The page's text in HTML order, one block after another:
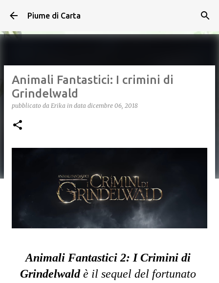
Passa ai contenuti principali
Piume di Carta
Animali Fantastici: I crimini di
Grindelwald
pubblicato da Erika in data dicembre 06, 2018
Animali Fantastici 2: I Crimini di
Grindelwald è il sequel del fortunato